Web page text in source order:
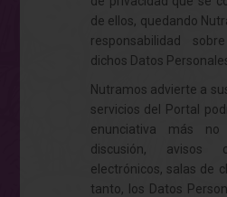
de ellos, quedando
responsabilidad
dichos Datos
Nutramos advierte a
servicios del Portal
enunciativa más
discusión, avisos
electrónicos, salas de
tanto, los Datos